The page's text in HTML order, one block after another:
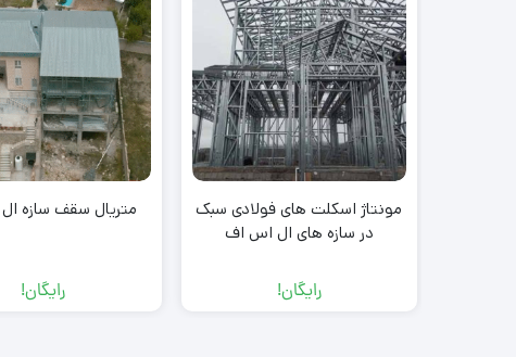
مونتاژ اسکلت های فولادی سبک
در سازه های ال اس اف
رایگان!
متریال سقف سازه
رایگان!